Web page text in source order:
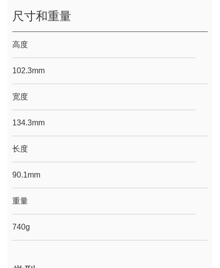
尺寸和重量
高度
102.3mm
宽度
134.3mm
长度
90.1mm
重量
740g